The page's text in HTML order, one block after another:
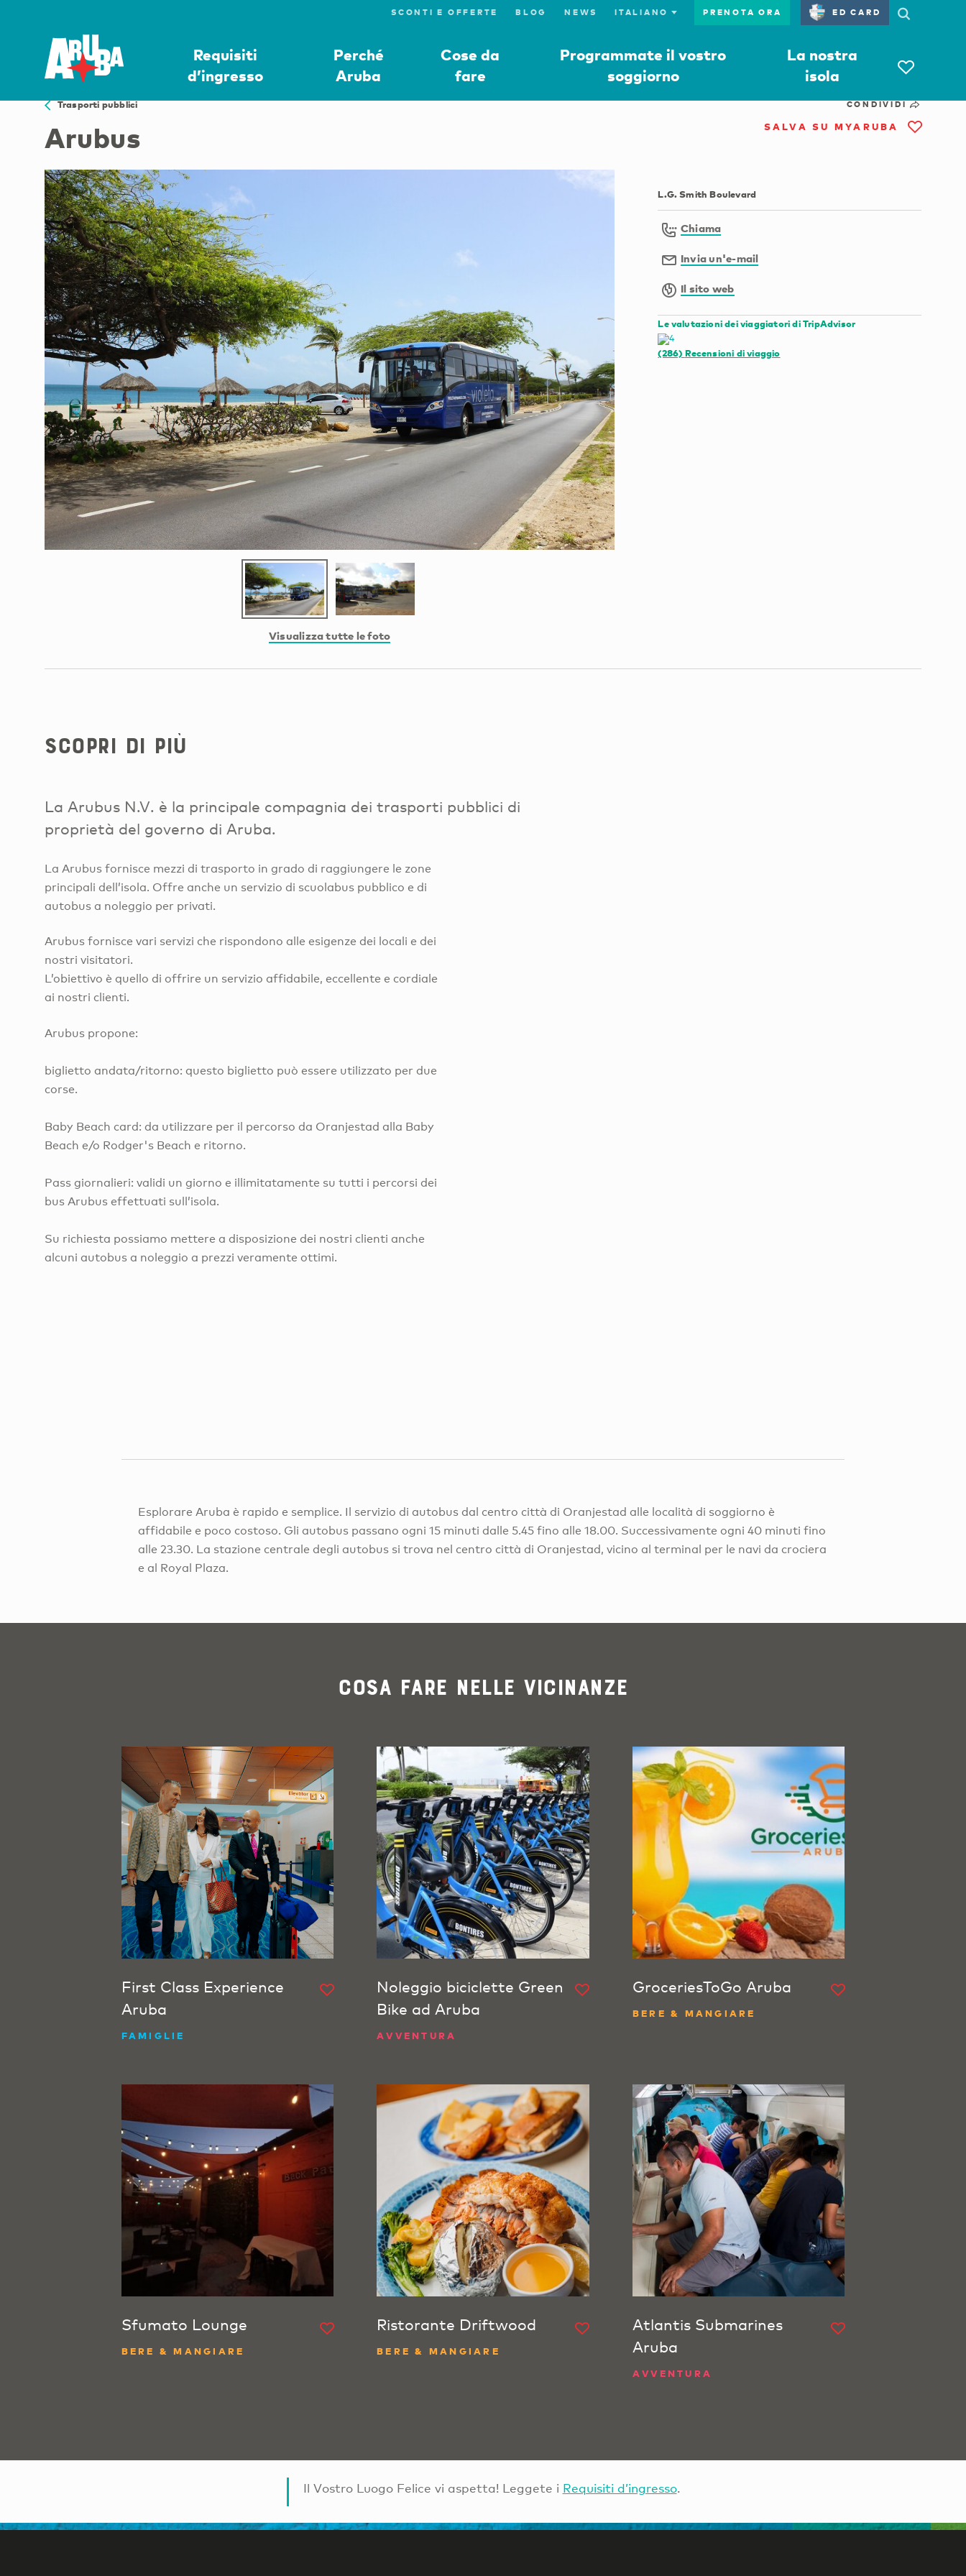
SCONTI E OFFERTE BLOG NEWS PRENOTA ORA ED CARD
Requisiti
d’ingresso
Perché
Aruba
Cose da
fare
Programmate il vostro
soggiorno
La nostra
isola
Trasporti pubblici
Arubus
Visualizza tutte le foto
CONDIVIDI
SALVA SU MYARUBA
L.G. Smith Boulevard
Chiama
Invia un'e-mail
Il sito web
Le valutazioni dei viaggiatori di TripAdvisor
(286) Recensioni di viaggio
Scopri di più
La Arubus N.V. è la principale compagnia dei trasporti pubblici di
proprietà del governo di Aruba.
La Arubus fornisce mezzi di trasporto in grado di raggiungere le zone
principali dell’isola. Offre anche un servizio di scuolabus pubblico e di
autobus a noleggio per privati.
Arubus fornisce vari servizi che rispondono alle esigenze dei locali e dei
nostri visitatori.
L’obiettivo è quello di offrire un servizio affidabile, eccellente e cordiale
ai nostri clienti.
Arubus propone:
biglietto andata/ritorno: questo biglietto può essere utilizzato per due
corse.
Baby Beach card: da utilizzare per il percorso da Oranjestad alla Baby
Beach e/o Rodger's Beach e ritorno.
Pass giornalieri: validi un giorno e illimitatamente su tutti i percorsi dei
bus Arubus effettuati sull’isola.
Su richiesta possiamo mettere a disposizione dei nostri clienti anche
alcuni autobus a noleggio a prezzi veramente ottimi.
Esplorare Aruba è rapido e semplice. Il servizio di autobus dal centro città di Oranjestad alle località di soggiorno è
affidabile e poco costoso. Gli autobus passano ogni 15 minuti dalle 5.45 fino alle 18.00. Successivamente ogni 40 minuti fino
alle 23.30. La stazione centrale degli autobus si trova nel centro città di Oranjestad, vicino al terminal per le navi da crociera
e al Royal Plaza.
Cosa fare nelle vicinanze
First Class Experience
Aruba
FAMIGLIE
Noleggio biciclette Green
Bike ad Aruba
AVVENTURA
GroceriesToGo Aruba
BERE & MANGIARE
Sfumato Lounge
BERE & MANGIARE
Ristorante Driftwood
BERE & MANGIARE
Atlantis Submarines
Aruba
AVVENTURA
Il Vostro Luogo Felice vi aspetta! Leggete i Requisiti d’ingresso.